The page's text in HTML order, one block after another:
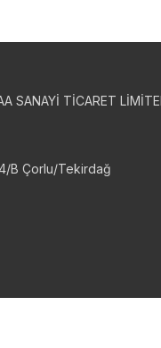
SANAYİ TİCARET
B Çorlu/Tekirdağ